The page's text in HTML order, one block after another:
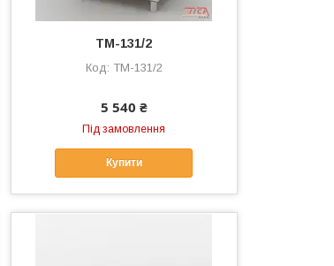
ТМ-131/2
ТМ-131/2
5 540 ₴
Під замовлення
Купити